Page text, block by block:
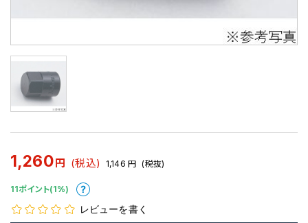
1,260 円 (税込) 1,146 円 (税抜)
11ポイント(1%)
レビューを書く